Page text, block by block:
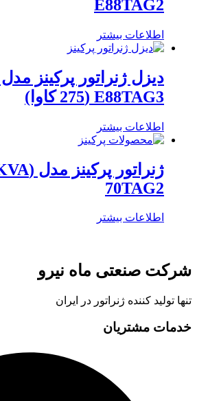
E88TAG2
اطلاعات بیشتر
E88TAG3 (275 کاوا)
اطلاعات بیشتر
70TAG2
اطلاعات بیشتر
شرکت صنعتی ماه نیرو
تنها تولید کننده ژنراتور در ایران
خدمات مشتریان